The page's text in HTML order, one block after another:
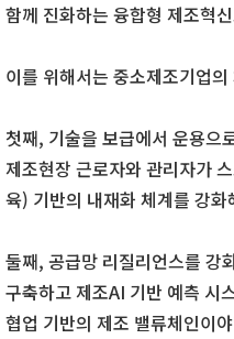
함께 진화하는 융합형 제조혁
이를 위해서는 중소제조기업
첫째, 기술을 보급에서 운용으
제조현장 근로자와 관리자가
육) 기반의 내재화 체계를 강화
둘째, 공급망 리질리언스를 강
구축하고 제조AI 기반 예측 시
협업 기반의 제조 밸류체인이